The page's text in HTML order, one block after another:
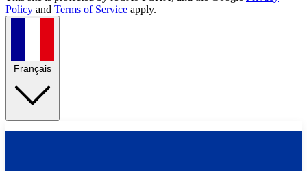
Policy and Terms of Service apply.
Français